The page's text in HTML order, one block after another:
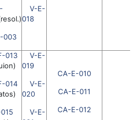
003
V-E-
018
013
014
V-E-
019
V-E-
020
V-E-
CA-E-010
CA-E-011
CA-E-012